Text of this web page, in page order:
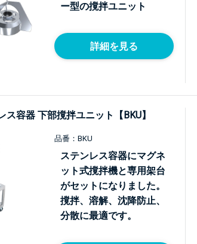
ー型の撹拌ユニット
詳細を見る
ス容器 下部撹拌ユニット【BKU】
品番：BKU
ステンレス容器にマグネ
ット式撹拌機と専用架台
がセットになりました。
撹拌、溶解、沈降防止、
分散に最適です。